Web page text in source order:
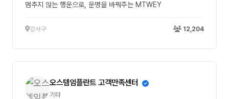
멈추지 않는 행운으로, 운명을 바꿔주는 MTWEY
강서구 12,204
오스템임플란트 고객만족센터
기타